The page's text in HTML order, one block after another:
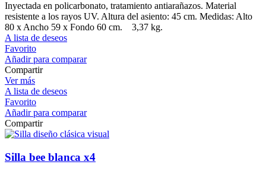
Inyectada en policarbonato, tratamiento antiarañazos. Material
resistente a los rayos UV. Altura del asiento: 45 cm. Medidas: Alto
80 x Ancho 59 x Fondo 60 cm. 3,37 kg.
A lista de deseos
Favorito
Añadir para comparar
Compartir
Ver más
A lista de deseos
Favorito
Añadir para comparar
Compartir
Silla bee blanca x4